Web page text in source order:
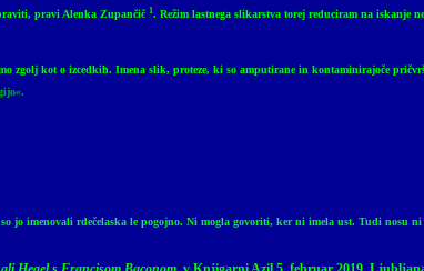
pravi Alenka Zupančič 1. Režim lastnega slikarstva torej reduciram na iskanje
zgolj kot o izcedkih. Imena slik, proteze, ki so amputirane in kontaminirajoče
«.
so jo imenovali rdečelaska le pogojno. Ni mogla govoriti, ker ni imela ust. Tudi